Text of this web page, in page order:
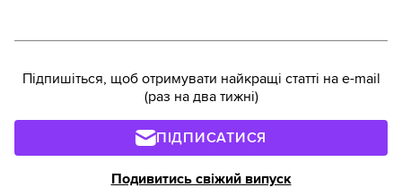
Підпишіться, щоб отримувати найкращі статті на e-mail
(раз на два тижні)
ПІДПИСАТИСЯ
Подивитись свіжий випуск